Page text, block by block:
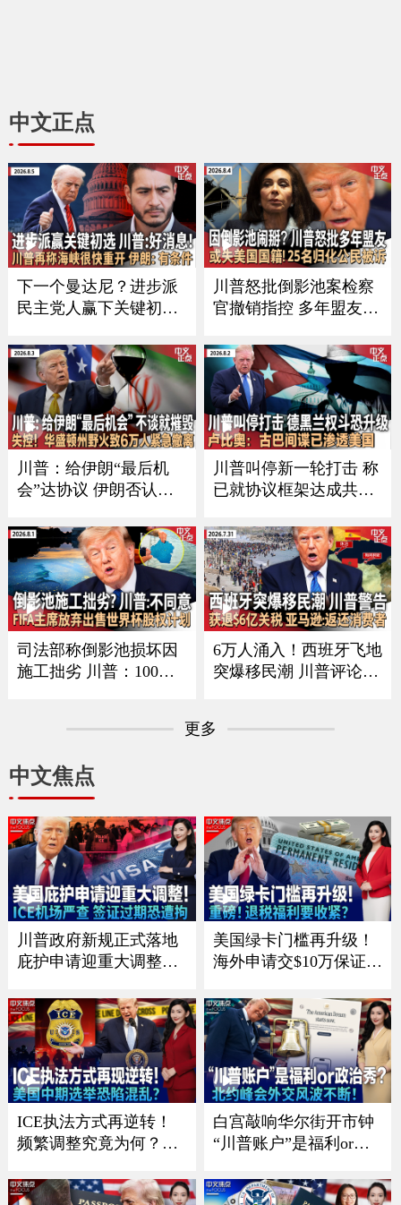
中文正点
下一个曼达尼？进步派
民主党人赢下关键初选
木兹海峡很快重开 伊朗
披露协议细节｜川普搭
直升机遇安全事件 FAA
调查｜川普到访前夕 武
装男子在其高尔夫球场
外被捕《中文正点》26.
8.5
川普怒批倒影池案检察
官撤销指控 多年盟友或
诉川普最新全球关税｜
史上最大规模！司法部
起诉25人 欲撤其美国国
籍｜非法移民船只船英
吉利海峡起火 157人获
救《中文正点》26.8.4
川普：给伊朗“最后机
会”达协议 伊朗否认正
$18亿反武器化基金 或
换来参院支持｜国安部
长最新言论引争议 MA
GA人士欲撤其职｜华盛
顿州野火失控 6万人撤
离《中文正点》26.8.3
川普叫停新一轮打击 称
已就协议框架达成共识
级｜卢比奥：古巴间谍
已渗透美国｜劲球大奖
升至$7.48亿｜华盛顿州
山火肆虐｜国漫《八
仙！》引爆新热潮 《中
文正点》26.8.2
司法部称倒影池损坏因
施工拙劣 川普：100%
死｜因凡蒂诺宣布放弃
划｜美军F-35战机加州
坠毁 飞行员弹射逃生
《中文正点》26.8.1
6万人涌入！西班牙飞地
突爆移民潮 川普评论｜
武装｜多州供水系统遭
费者《中文正点》26.7.3
1
更多
中文焦点
川普政府新规正式落地
庇护申请迎重大调整；I
期恐被当场带走；纽约
移民执法升级！曝皇后
区率先展开搜捕；移民
政策已见成效？美国暴
力犯罪持续下降《中文
焦点》7/30/2026
美国绿卡门槛再升级！
海外申请交$10万保证
要收紧？移民税收抵免
或将受限；川普政府推
留学新规 F-1只能待4
年？；华人、留学生、
移民家庭哪些人将受影
响？《中文焦点》7/23/2
026
ICE执法方式再逆转！
频繁调整究竟为何？；
非法移民获消费信贷；
白宫敲响华尔街开市钟
“川普账户”是福利or政
利总理？北约峰会外交